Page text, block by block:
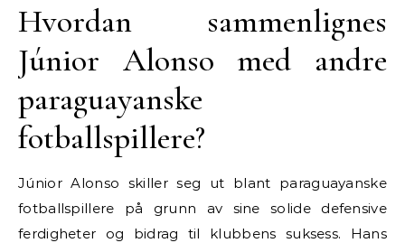
Hvordan sammenlignes
Júnior Alonso med andre
paraguayanske
fotballspillere?
Júnior Alonso skiller seg ut blant paraguayanske
fotballspillere på grunn av sine solide defensive
ferdigheter og bidrag til klubbens suksess. Hans